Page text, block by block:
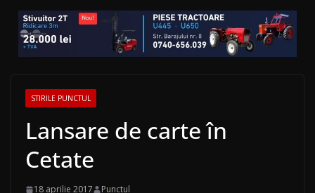
STIRILE PUNCTUL
Lansare de carte în
Cetate
18 aprilie 2017 Punctul